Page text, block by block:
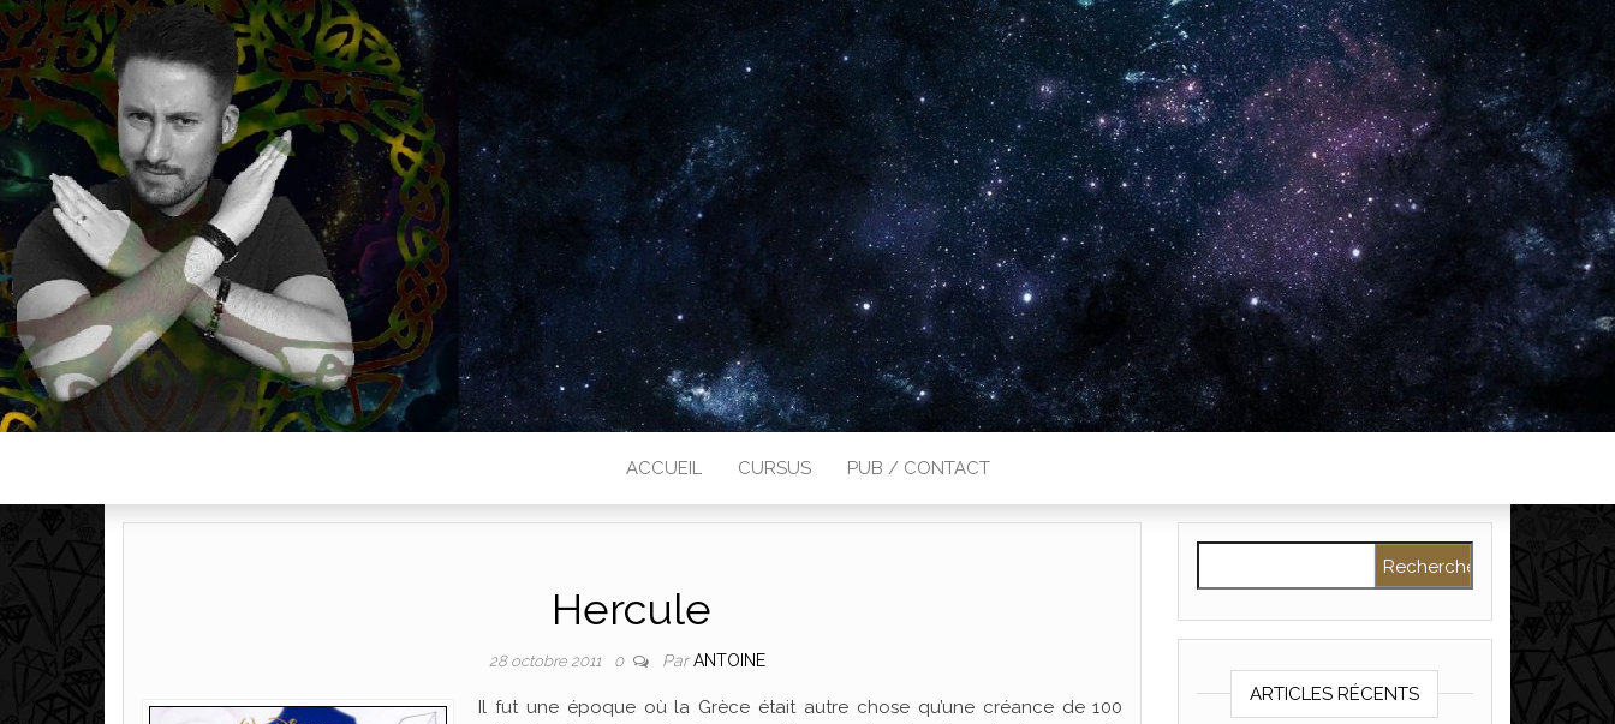
Plus de 2800 critiques de films
ACCUEIL CURSUS PUB / CONTACT
Hercule
28 octobre 2011 0 ParANTOINE
Il fut une époque où la Grèce était autre chose qu’une créance de 100
ARTICLES RÉCENTS